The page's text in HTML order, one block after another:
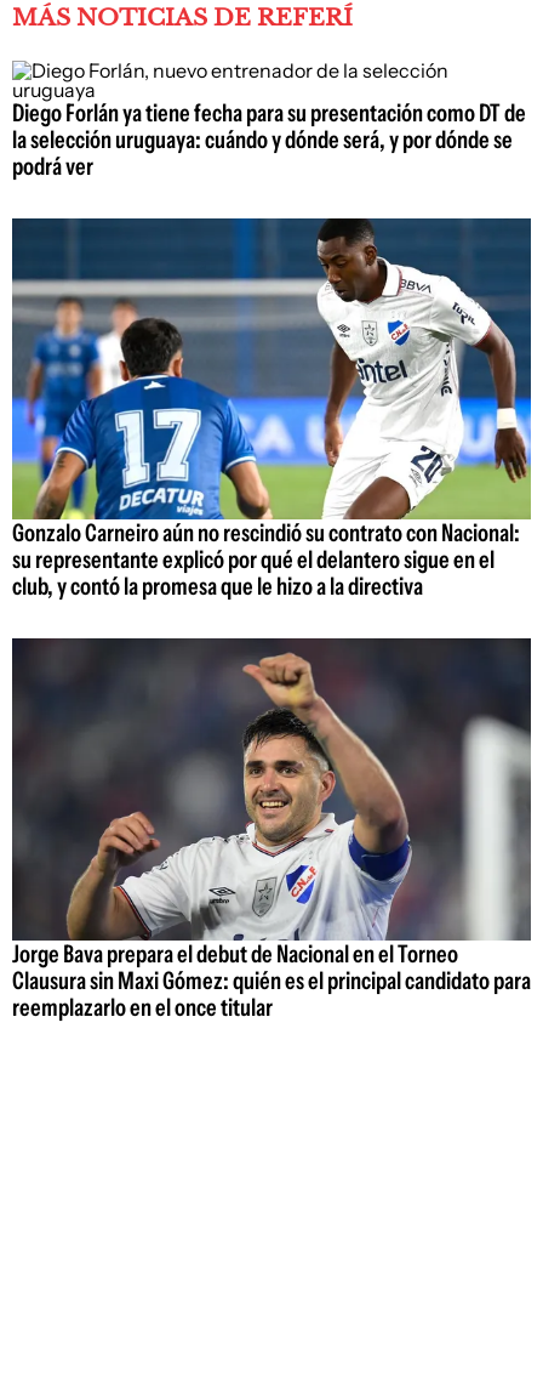
MÁS NOTICIAS DE REFERÍ
Diego Forlán ya tiene fecha para su presentación como DT de
la selección uruguaya: cuándo y dónde será, y por dónde se
podrá ver
Gonzalo Carneiro aún no rescindió su contrato con Nacional:
su representante explicó por qué el delantero sigue en el
club, y contó la promesa que le hizo a la directiva
Jorge Bava prepara el debut de Nacional en el Torneo
Clausura sin Maxi Gómez: quién es el principal candidato para
reemplazarlo en el once titular